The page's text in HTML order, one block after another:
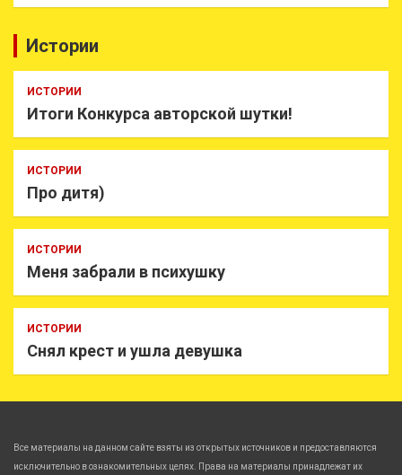
Истории
ИСТОРИИ
Итоги Конкурса авторской шутки!
ИСТОРИИ
Про дитя)
ИСТОРИИ
Меня забрали в психушку
ИСТОРИИ
Снял крест и ушла девушка
Все материалы на данном сайте взяты из открытых источников и предоставляются
исключительно в ознакомительных целях. Права на материалы принадлежат их